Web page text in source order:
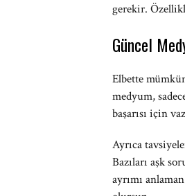
gerekir.
Güncel
Elbette
medyum,
başarısı için
Ayrıca
Bazıları aşk
ayrımı